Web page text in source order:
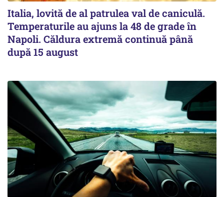
Italia, lovită de al patrulea val de caniculă.
Temperaturile au ajuns la 48 de grade în
Napoli. Căldura extremă continuă până
după 15 august